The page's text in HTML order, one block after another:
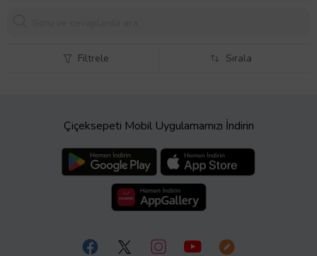
Filtrele Sırala
Çiçeksepeti Mobil Uygulamamızı İndirin